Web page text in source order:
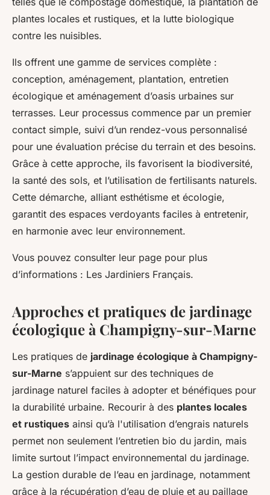
plantes locales et rustiques, et la lutte biologique
contre les nuisibles.
Ils offrent une gamme de services complète :
conception, aménagement, plantation, entretien
écologique et aménagement d’oasis urbaines sur
terrasses. Leur processus commence par un premier
contact simple, suivi d’un rendez-vous personnalisé
pour une évaluation précise du terrain et des besoins.
Grâce à cette approche, ils favorisent la biodiversité,
la santé des sols, et l’utilisation de fertilisants naturels.
Cette démarche, alliant esthétisme et écologie,
garantit des espaces verdoyants faciles à entretenir,
en harmonie avec leur environnement.
Vous pouvez consulter leur page pour plus
d’informations : Les Jardiniers Français.
Approches et pratiques de jardinage
écologique à Champigny-sur-Marne
Les pratiques de jardinage écologique à Champigny-
sur-Marne s’appuient sur des techniques de
jardinage naturel faciles à adopter et bénéfiques pour
la durabilité urbaine. Recourir à des plantes locales
et rustiques ainsi qu’à l'utilisation d’engrais naturels
permet non seulement l’entretien bio du jardin, mais
limite surtout l’impact environnemental du jardinage.
La gestion durable de l’eau en jardinage, notamment
grâce à la récupération d’eau de pluie et au paillage